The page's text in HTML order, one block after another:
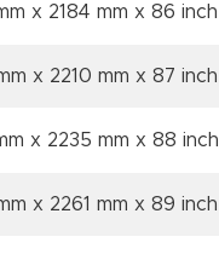
x 2184 mm x 86 inch
x 2210 mm x 87 inch
x 2235 mm x 88 inch
x 2261 mm x 89 inch